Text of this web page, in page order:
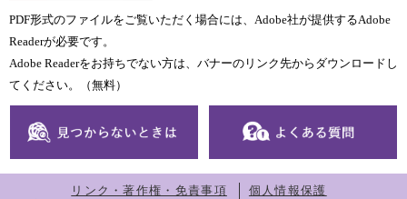
PDF形式のファイルをご覧いただく場合には、Adobe社が提供するAdobe
Readerが必要です。
Adobe Readerをお持ちでない方は、バナーのリンク先からダウンロードし
てください。（無料）
リンク・著作権・免責事項
個人情報保護